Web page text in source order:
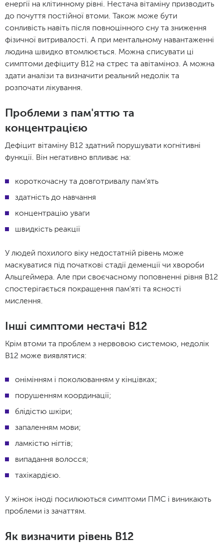
енергії на клітинному рівні. Нестача вітаміну призводить
до почуття постійної втоми. Також може бути
сонливість навіть після повноцінного сну та зниження
фізичної витривалості. А при ментальному навантаженні
людина швидко втомлюється. Можна списувати ці
симптоми дефіциту В12 на стрес та авітаміноз. А можна
здати аналізи та визначити реальний недолік та
розпочати лікування.
Проблеми з пам'яттю та
концентрацією
Дефіцит вітаміну B12 здатний порушувати когнітивні
функції. Він негативно впливає на:
короткочасну та довготривалу пам'ять
здатність до навчання
концентрацію уваги
швидкість реакції
У людей похилого віку недостатній рівень може
маскуватися під початкові стадії деменції чи хвороби
Альцгеймера. Але при своєчасному поповненні рівня B12
спостерігається покращення пам'яті та ясності
мислення.
Інші симптоми нестачі B12
Крім втоми та проблем з нервовою системою, недолік
B12 може виявлятися:
онімінням і поколюванням у кінцівках;
порушенням координації;
блідістю шкіри;
запаленням мови;
ламкістю нігтів;
випадання волосся;
тахікардією.
У жінок іноді посилюються симптоми ПМС і виникають
проблеми із зачаттям.
Як визначити рівень B12